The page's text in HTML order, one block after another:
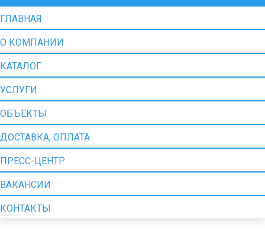
ГЛАВНАЯ
О КОМПАНИИ
КАТАЛОГ
УСЛУГИ
ОБЪЕКТЫ
ДОСТАВКА, ОПЛАТА
ПРЕСС-ЦЕНТР
ВАКАНСИИ
КОНТАКТЫ